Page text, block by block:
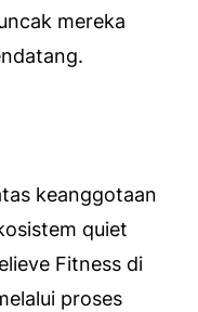
mereka
keanggotaan
quiet
Fitness di
proses